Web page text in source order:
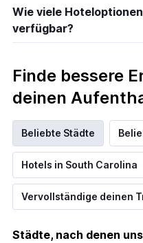
Wie viele
verfügbar?
Finde bessere
deinen
Beliebte Städte
Hotels in South Carolina
Vervollständige deinen
Städte, nach denen